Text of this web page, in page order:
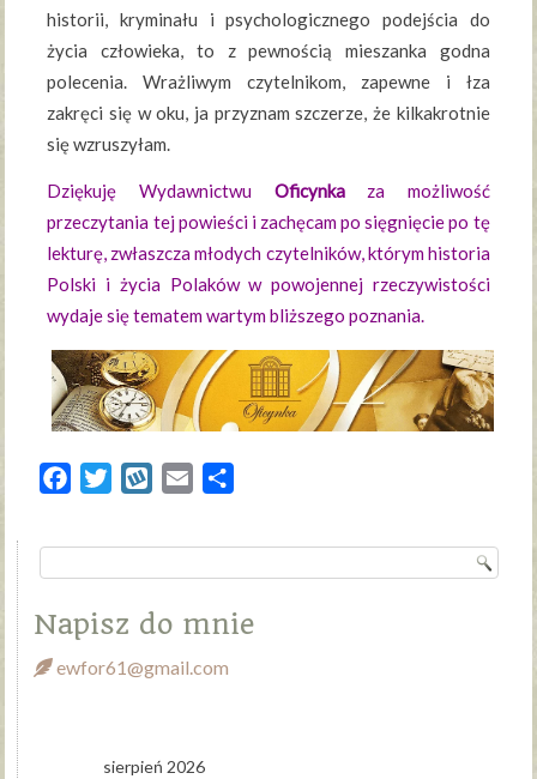
historii, kryminału i psychologicznego podejścia do
życia człowieka, to z pewnością mieszanka godna
polecenia. Wrażliwym czytelnikom, zapewne i łza
zakręci się w oku, ja przyznam szczerze, że kilkakrotnie
się wzruszyłam.
Dziękuję Wydawnictwu Oficynkaza możliwość
przeczytania tej powieści i zachęcam po sięgnięcie po tę
lekturę, zwłaszcza młodych czytelników, którym historia
Polski i życia Polaków w powojennej rzeczywistości
wydaje się tematem wartym bliższego poznania.
FacebookTwitterWykopEmail
Napisz do mnie
ewfor61@gmail.com
sierpień 2026